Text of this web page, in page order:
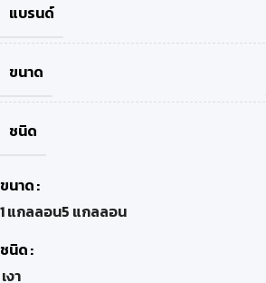
แบรนด์
ขนาด
ชนิด
ขนาด
1 แกลลอน5 แกลลอน
ชนิด
เงา